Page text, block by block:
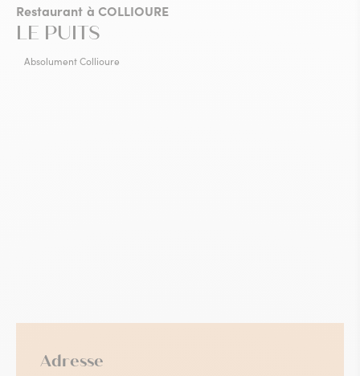
Restaurant à COLLIOURE
LE PUITS
Absolument Collioure
Adresse